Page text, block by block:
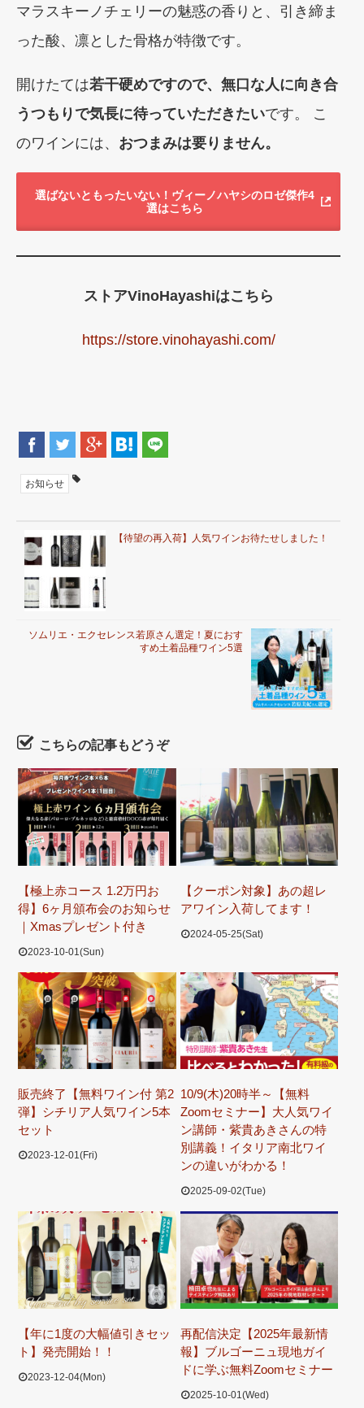
マラスキーノチェリーの魅惑の香りと、引き締ま
った酸、凛とした骨格が特徴です。
開けたては若干硬めですので、無口な人に向き合
うつもりで気長に待っていただきたいです。 こ
のワインには、 おつまみは要りません。
選ばないともったいない！ヴィーノハヤシのロゼ傑作4
選はこちら
ストアVinoHayashiはこちら
https://store.vinohayashi.com/
お知らせ
【待望の再入荷】人気ワインお待たせしました！
ソムリエ・エクセレンス若原さん選定！夏におす
すめ土着品種ワイン5選
こちらの記事もどうぞ
【極上赤コース 1.2万円お
得】6ヶ月頒布会のお知らせ
｜Xmasプレゼント付き
2023-10-01(Sun)
【クーポン対象】あの超レ
アワイン入荷してます！
2024-05-25(Sat)
販売終了【無料ワイン付 第2
弾】シチリア人気ワイン5本
セット
2023-12-01(Fri)
10/9(木)20時半～【無料
Zoomセミナー】大人気ワイ
ン講師・紫貴あきさんの特
別講義！イタリア南北ワイ
ンの違いがわかる！
2025-09-02(Tue)
【年に1度の大幅値引きセッ
ト】発売開始！！
2023-12-04(Mon)
再配信決定【2025年最新情
報】ブルゴーニュ現地ガイ
ドに学ぶ無料Zoomセミナー
2025-10-01(Wed)